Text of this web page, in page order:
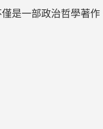
是一部政治哲學著